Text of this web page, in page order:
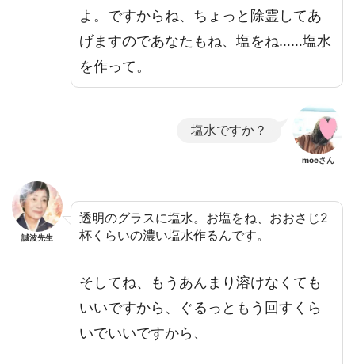
よ。ですからね、ちょっと除霊してあ
げますのであなたもね、塩をね……塩水
を作って。
塩水ですか？
moeさん
誠波先生
透明のグラスに塩水。お塩をね、おおさじ2
杯くらいの濃い塩水作るんです。
そしてね、もうあんまり溶けなくても
いいですから、ぐるっともう回すくら
いでいいですから、